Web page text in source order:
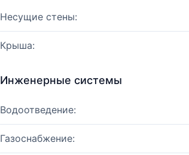
Несущие стены:
Крыша:
Инженерные системы
Водоотведение:
Газоснабжение: